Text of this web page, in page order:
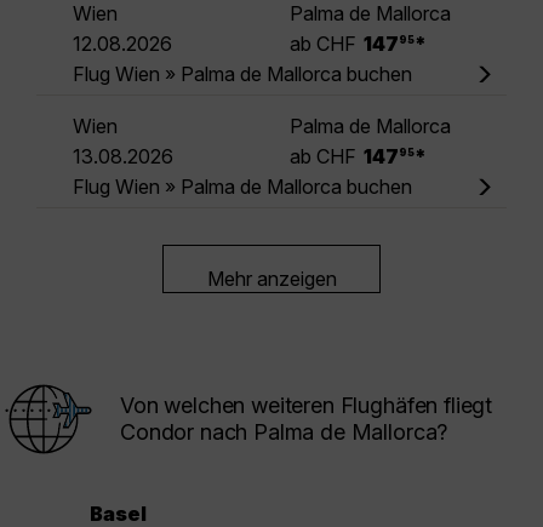
Wien
Palma de Mallorca
12.08.2026
ab CHF 147 95 *
Flug Wien » Palma de Mallorca buchen
Wien
Palma de Mallorca
13.08.2026
ab CHF 147 95 *
Flug Wien » Palma de Mallorca buchen
Mehr anzeigen
Von welchen weiteren Flughäfen fliegt
Condor nach Palma de Mallorca?
Basel